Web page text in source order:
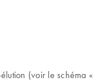
(voir le schéma «